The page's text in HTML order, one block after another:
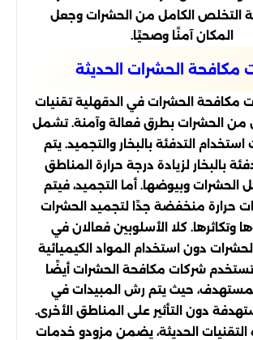
التخلص الكامل من الحشرات وجعل
المكان آمنًا وصحيًا.
مكافحة الحشرات الحديثة
مكافحة الحشرات في الدقهلية تقنيات
من الحشرات بطرق فعالة وآمنة. تشمل
استخدام التدفئة بالبخار والتجميد. يتم
بالبخار لزيادة درجة حرارة المناطق
الحشرات وبيوضها. أما التجميد، فيتم
حرارة منخفضة جدًا لتجميد الحشرات
وتكاثرها. كلا الأسلوبين فعالان في
دون استخدام المواد الكيميائية
تستخدم شركات مكافحة الحشرات أيضًا
حيث يتم رش المبيدات في
دون التأثير على المناطق الأخرى.
التقنيات الحديثة، يضمن مزودو خدمات